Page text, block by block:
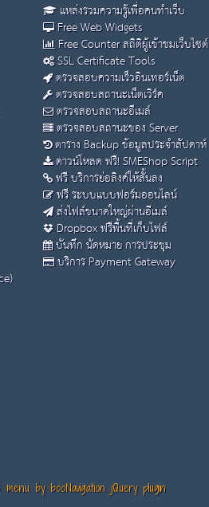
แหล่งรวมความรู้เพื่อคนทำเว็บ
Free Web Widgets
Free Counter สถิติผู้เข้าชมเว็บไซต์
SSL Certificate Tools
ตรวจสอบความเร็วอินเทอร์เน็ต
ตรวจสอบสถานะเน็ตเวิร์ค
ตรวจสอบสถานะอีเมล์
ตรวจสอบสถานะของ Server
ตาราง Backup ข้อมูลประจำสัปดาห์
ดาวน์โหลด ฟรี! SMEShop Script
ฟรี บริการย่อลิงค์ให้สั้นลง
ฟรี ระบบแบบฟอร์มออนไลน์
ส่งไฟล์ขนาดใหญ่ผ่านอีเมล์
Dropbox ฟรีพื้นที่เก็บไฟล์
บันทึก นัดหมาย การประชุม
บริการ Payment Gateway
by booNavigation jQuery plugin